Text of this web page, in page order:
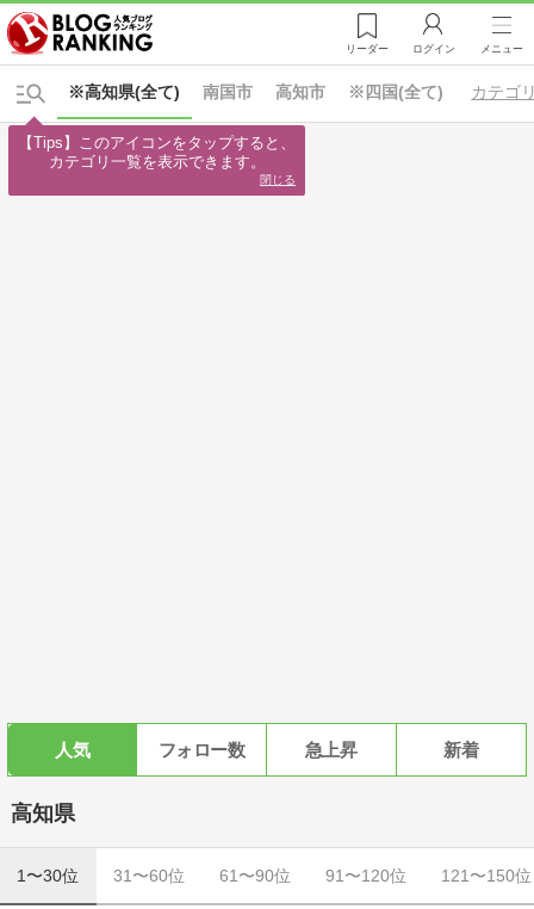
リーダー ログイン メニュー
※高知県(全て) ※四国(全て)
南国市 高知市 カテゴ
人気 フォロー数 急上昇 新着
高知県
1〜30位 31〜60位 61〜90位 91〜120位 121〜150位
【Tips】このアイコンをタップすると、
カテゴリ一覧を表示できます。
閉じる